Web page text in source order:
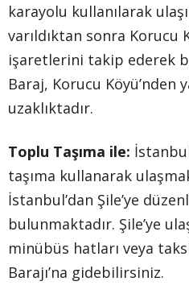
karayolu kullanılarak
varıldıktan sonra Korucu
işaretlerini takip ederek
Baraj, Korucu Köyü’nden
uzaklıktadır.
Toplu Taşıma ile:
taşıma kullanarak
İstanbul’dan Şile’ye
bulunmaktadır. Şile’ye
minübüs hatları veya
Barajı’na gidebilirsiniz.